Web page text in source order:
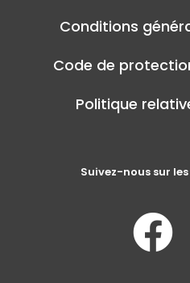
Conditions
Code de
Politique
Suivez-nous sur